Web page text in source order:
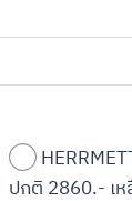
ปกติ 2860.- เห